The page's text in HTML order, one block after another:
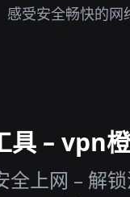
受安全畅快的网
具 – vpn
上网 – 解